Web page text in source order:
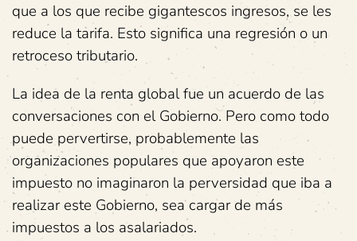
que a los que recibe gigantescos ingresos, se les
reduce la tarifa. Esto significa una regresión o un
retroceso tributario.
La idea de la renta global fue un acuerdo de las
conversaciones con el Gobierno. Pero como todo
puede pervertirse, probablemente las
organizaciones populares que apoyaron este
impuesto no imaginaron la perversidad que iba a
realizar este Gobierno, sea cargar de más
impuestos a los asalariados.